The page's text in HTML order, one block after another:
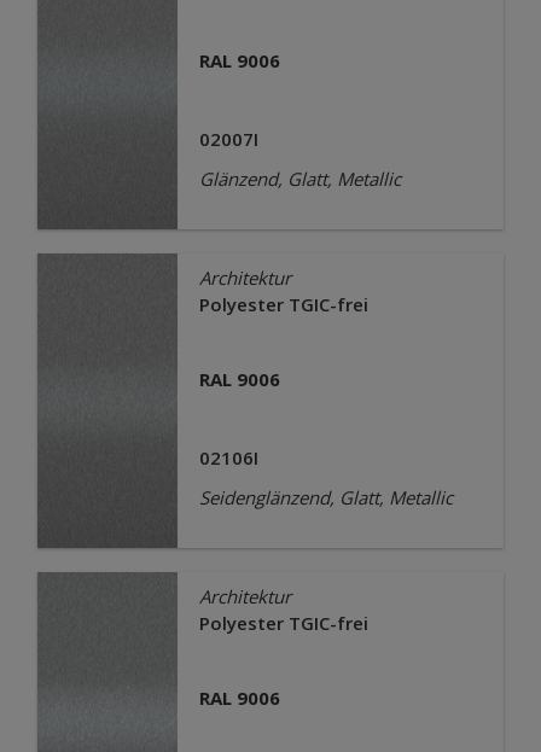
RAL 9006
02007I
Glänzend, Glatt, Metallic
Architektur
Polyester TGIC-frei
RAL 9006
02106I
Seidenglänzend, Glatt, Metallic
Architektur
Polyester TGIC-frei
RAL 9006